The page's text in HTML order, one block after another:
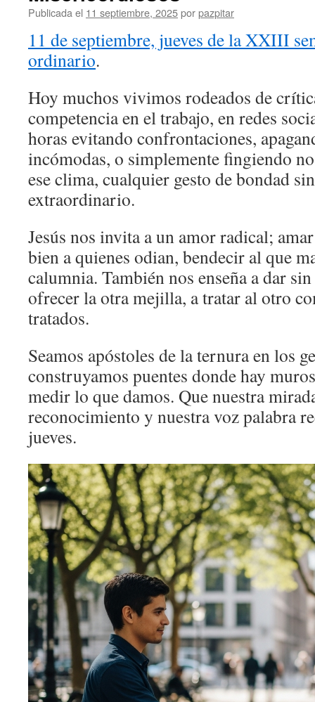
Publicada el 11 septiembre, 2025porpazpitar
11 de septiembre, jueves de la XXIII
ordinario.
Hoy muchos vivimos rodeados de
competencia en el trabajo, en redes
horas evitando confrontaciones,
incómodas, o simplemente fingiendo
ese clima, cualquier gesto de bondad
extraordinario.
Jesús nos invita a un amor radical;
bien a quienes odian, bendecir al que
calumnia. También nos enseña a dar
ofrecer la otra mejilla, a tratar al otro
tratados.
Seamos apóstoles de la ternura en los
construyamos puentes donde hay
medir lo que damos. Que nuestra
reconocimiento y nuestra voz palabra
jueves.